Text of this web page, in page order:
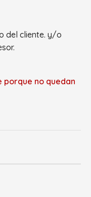
del cliente. y/o
porque no quedan